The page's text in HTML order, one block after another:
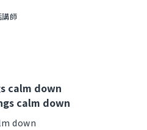
講師
calm down
calm down
down